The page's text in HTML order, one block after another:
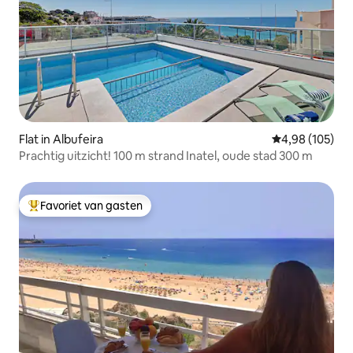
Flat in Albufeira Gemiddelde
4,98 (105)
Prachtig uitzicht! 100 m strand Inatel, oude stad 300 m
Topfavoriet van gasten
Favoriet van gasten